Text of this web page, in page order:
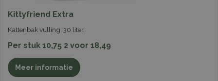
Kittyfriend Extra
Kattenbak vulling, 30 liter.
Per stuk 10,75 2 voor 18,49
Meer informatie